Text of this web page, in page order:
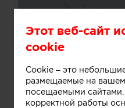
Этот веб-сайт
cookie
Cookie – это
размещаемые на вашем
посещаемыми
корректной работы